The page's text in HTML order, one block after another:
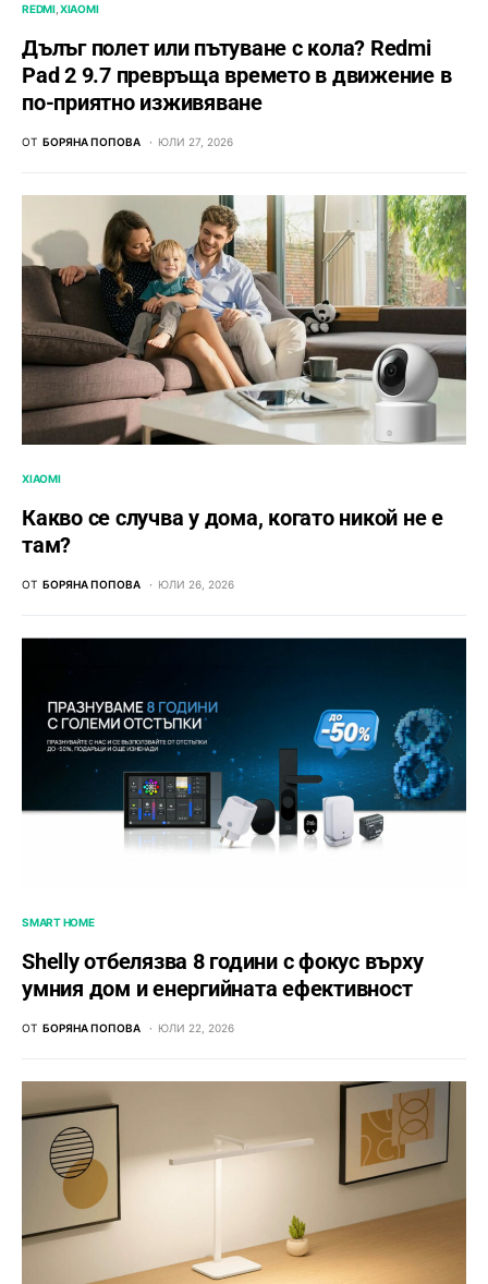
REDMI XIAOMI
Дълъг полет или пътуване с кола? Redmi
Pad 2 9.7 превръща времето в движение в
по-приятно изживяване
ОТ БОРЯНА ПОПОВА ЮЛИ 27, 2026
XIAOMI
Какво се случва у дома, когато никой не е
там?
ОТ БОРЯНА ПОПОВА ЮЛИ 26, 2026
SMART HOME
Shelly отбелязва 8 години с фокус върху
умния дом и енергийната ефективност
ОТ БОРЯНА ПОПОВА ЮЛИ 22, 2026